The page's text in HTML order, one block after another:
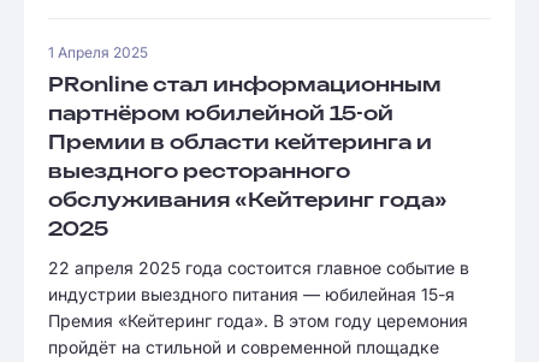
1 Апреля 2025
PRonline стал информационным
партнёром юбилейной 15-ой
Премии в области кейтеринга и
выездного ресторанного
обслуживания «Кейтеринг года»
2025
22 апреля 2025 года состоится главное событие в
индустрии выездного питания — юбилейная 15-я
Премия «Кейтеринг года». В этом году церемония
пройдёт на стильной и современной площадке